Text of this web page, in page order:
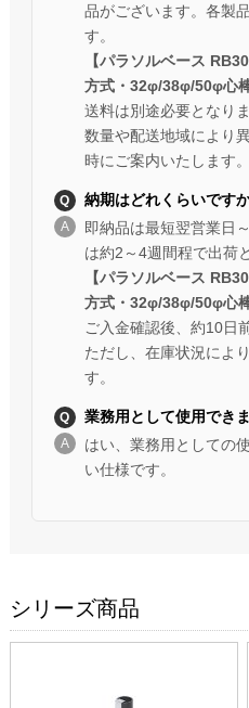
品がございます。各製
す。
【パラソルベース
方式・32φ/38φ/50φ心
送料は別途必要となりま
数量や配送地域により
時にご案内いたします。
納期はどれくらいです
即納品は最短翌営業日
は約2～4週間程で出荷
【パラソルベース
方式・32φ/38φ/50φ心
ご入金確認後、約10日
ただし、在庫状況によ
す。
業務用として使用でき
はい、業務用としての
い仕様です。
シリーズ商品